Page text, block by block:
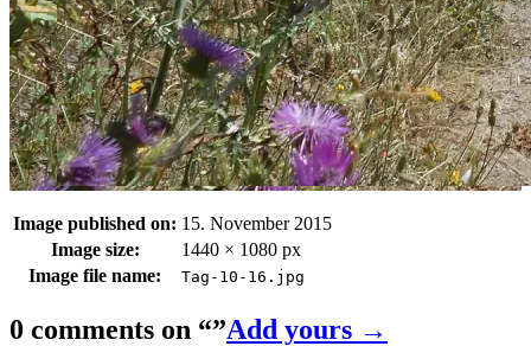
Image published on: 15. November 2015
Image size:
1440 × 1080 px
Image file name:
Tag-10-16.jpg
0 comments on “”Add yours →